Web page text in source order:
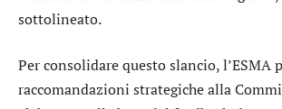
sottolineato.
Per consolidare questo slancio, l’ESMA
raccomandazioni strategiche alla